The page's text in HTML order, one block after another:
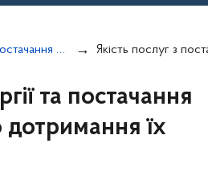
Споживачу послуг з постачання теплової енергії та постачання гарячої води Якість послуг з постачання теплової енергії та постачання
та постачання
дотримання їх